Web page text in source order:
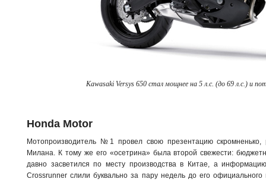
Kawasaki Versys 650 стал мощнее на 5 л.с. (до 69 л.с.) и
Honda Motor
Мотопроизводитель №1 провел свою презентацию
Милана. К тому же его «осетрина» была второй свежести:
давно засветился по месту производства в Китае, а
Crossrunner слили буквально за пару недель до его